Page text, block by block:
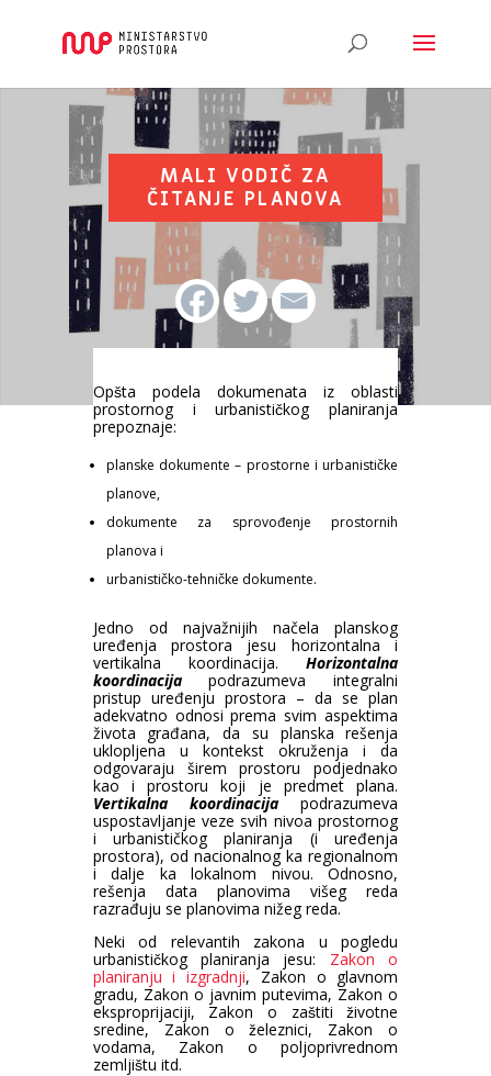
MALI VODIČ ZA
ČITANJE PLANOVA
Opšta podela dokumenata iz oblasti
prostornog i urbanističkog planiranja
prepoznaje:
planske dokumente – prostorne i urbanističke
planove,
dokumente za sprovođenje prostornih
planova i
urbanističko-tehničke dokumente.
Jedno od najvažnijih načela planskog
uređenja prostora jesu horizontalna i
vertikalna koordinacija.Horizontalna
koordinacijapodrazumeva integralni
pristup uređenju prostora – da se plan
adekvatno odnosi prema svim aspektima
života građana, da su planska rešenja
uklopljena u kontekst okruženja i da
odgovaraju širem prostoru podjednako
kao i prostoru koji je predmet plana.
Vertikalna koordinacija podrazumeva
uspostavljanje veze svih nivoa prostornog
i urbanističkog planiranja (i uređenja
prostora), od nacionalnog ka regionalnom
i dalje ka lokalnom nivou. Odnosno,
rešenja data planovima višeg reda
razrađuju se planovima nižeg reda.
Neki od relevantih zakona u pogledu
urbanističkog planiranja jesu: Zakon o
planiranju i izgradnji, Zakon o glavnom
gradu, Zakon o javnim putevima, Zakon o
eksproprijaciji, Zakon o zaštiti životne
sredine, Zakon o železnici, Zakon o
vodama, Zakon o poljoprivrednom
zemljištu itd.